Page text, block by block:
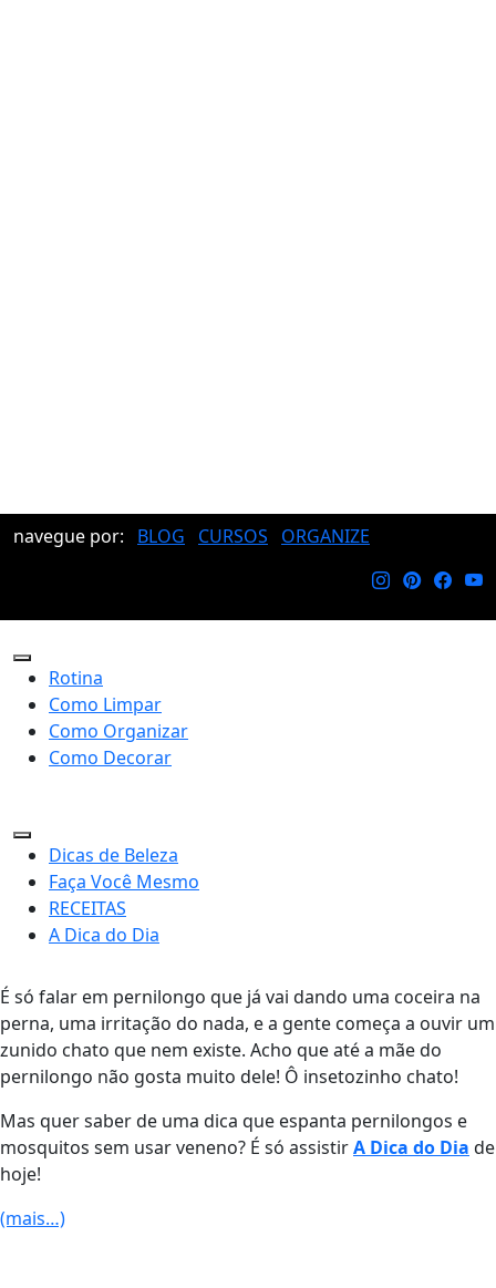
navegue por: BLOG CURSOS ORGANIZE
Rotina
Como Limpar
Como Organizar
Como Decorar
Dicas de Beleza
Faça Você Mesmo
RECEITAS
A Dica do Dia
É só falar em pernilongo que já vai dando uma coceira na
perna, uma irritação do nada, e a gente começa a ouvir um
zunido chato que nem existe. Acho que até a mãe do
pernilongo não gosta muito dele! Ô insetozinho chato!
Mas quer saber de uma dica que espanta pernilongos e
mosquitos sem usar veneno? É só assistirA Dica do Dia de
hoje!
(mais…)